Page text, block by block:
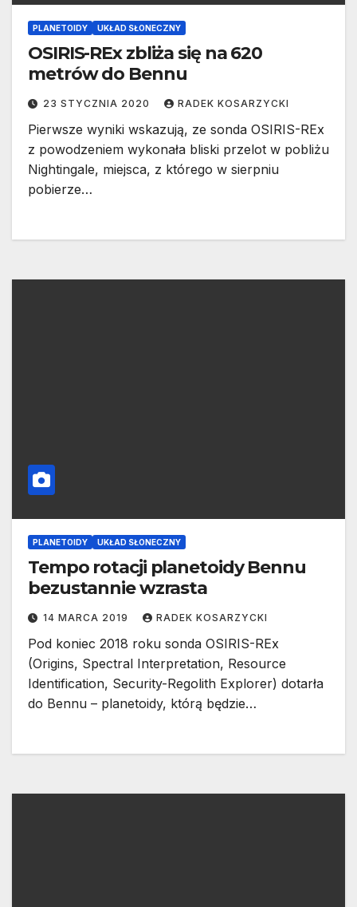
PLANETOIDY UKŁAD SŁONECZNY
OSIRIS-REx zbliża się na 620
metrów do Bennu
23 STYCZNIA 2020 RADEK KOSARZYCKI
Pierwsze wyniki wskazują, ze sonda OSIRIS-REx
z powodzeniem wykonała bliski przelot w pobliżu
Nightingale, miejsca, z którego w sierpniu
pobierze…
PLANETOIDY UKŁAD SŁONECZNY
Tempo rotacji planetoidy Bennu
bezustannie wzrasta
14 MARCA 2019 RADEK KOSARZYCKI
Pod koniec 2018 roku sonda OSIRIS-REx
(Origins, Spectral Interpretation, Resource
Identification, Security-Regolith Explorer) dotarła
do Bennu – planetoidy, którą będzie…